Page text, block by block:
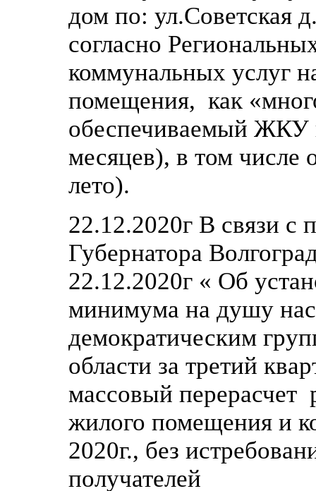
дом по: ул.Советская
согласно
коммунальных услуг
помещения, как
обеспечиваемый ЖКУ
месяцев), в том числе
лето).
22.12.2020г В связи с
Губернатора
22.12.2020г « Об
минимума на душу
демократическим
области за третий
массовый перерасчет
жилого помещения и
2020г., без
получателей